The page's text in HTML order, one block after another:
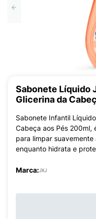
Sabonete Líquido
Glicerina da
Sabonete Infantil
Cabeça aos Pés 200ml,
para limpar
enquanto hidrata e
Marca:JXJ